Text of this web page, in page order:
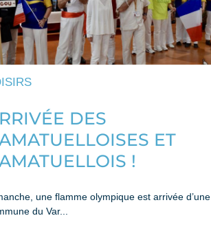
DES
ET
!
une flamme olympique est arrivée d’une
du Var...